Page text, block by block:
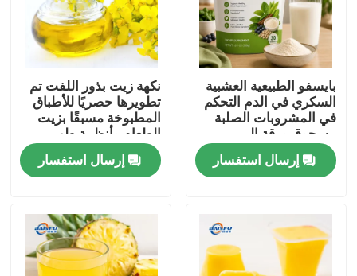
المنزل
فيديوهات
بايسفو الطبيعية العشبية
السكري في الدم التحكم
في المشروبات الصلبة
مسحوق ورقة المربى
جذر كودزو الجينسنغ
جوجي التوت بذور كاسيا
لدعم الجلوكوز الصحية
إرسال استفسار
نكهة زيت بذور اللفت تم
تطويرها حصريًا للأطباق
المطبوخة مسبقًا بزيت
الطعام وأنظمة طهي
الطعام الصينية
إرسال استفسار